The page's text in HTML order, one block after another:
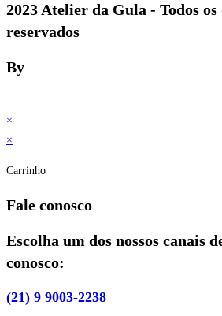
2023 Atelier da Gula - Todos
reservados
By
×
×
Carrinho
Fale conosco
Escolha um dos nossos canais
conosco:
(21) 9 9003-2238